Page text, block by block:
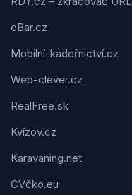
eBar.cz
Mobilní-kadeřnictví.cz
Web-clever.cz
RealFree.sk
Kvízov.cz
Karavaning.net
CVčko.eu